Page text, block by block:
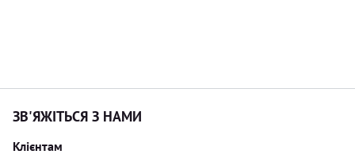
ЗВ'ЯЖІТЬСЯ З НАМИ
Клієнтам